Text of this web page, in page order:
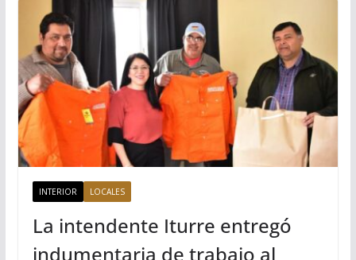
INTERIOR LOCALES
La intendente Iturre entregó
indumentaria de trabajo al